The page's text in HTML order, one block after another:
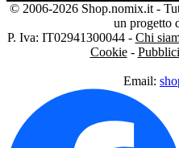
© 2006-2026 Shop.nomix.it -
un progetto
P. Iva: IT02941300044 - Chi
Cookie-
Email: